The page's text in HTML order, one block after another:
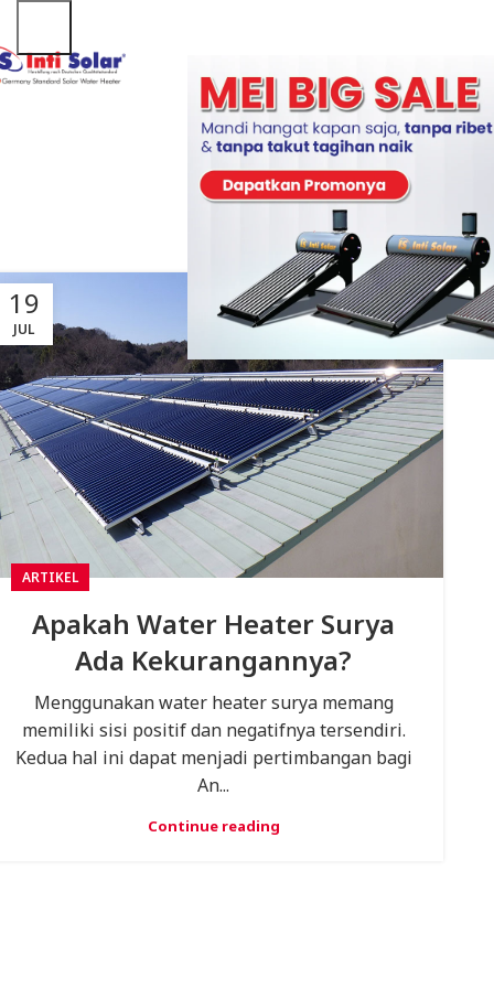
19
JUL
ARTIKEL
Apakah Water Heater Surya
Ada Kekurangannya?
Menggunakan water heater surya memang
memiliki sisi positif dan negatifnya tersendiri.
Kedua hal ini dapat menjadi pertimbangan bagi
An...
Continue reading